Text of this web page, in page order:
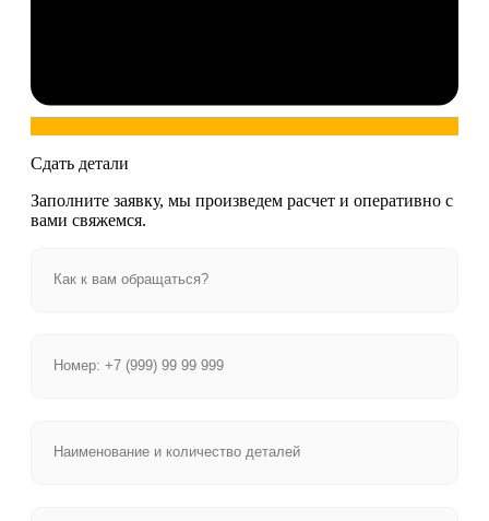
Сдать детали
Заполните заявку, мы произведем расчет и оперативно с
вами свяжемся.